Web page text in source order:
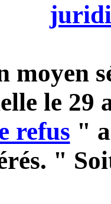
moyen
le 29
refus "
"